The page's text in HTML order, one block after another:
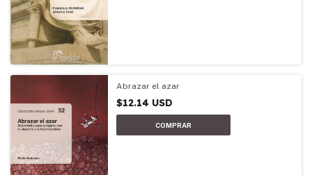
Abrazar el azar
$12.14 USD